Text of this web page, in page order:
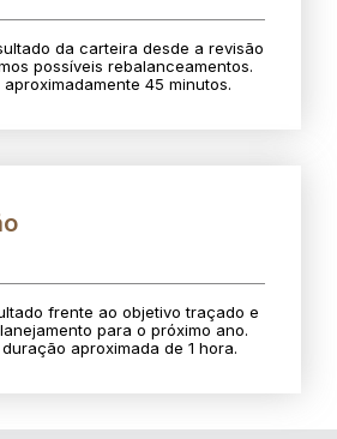
da carteira desde a revisão
possíveis rebalanceamentos.
45 minutos.
frente ao objetivo traçado e
para o próximo ano.
aproximada de 1 hora.